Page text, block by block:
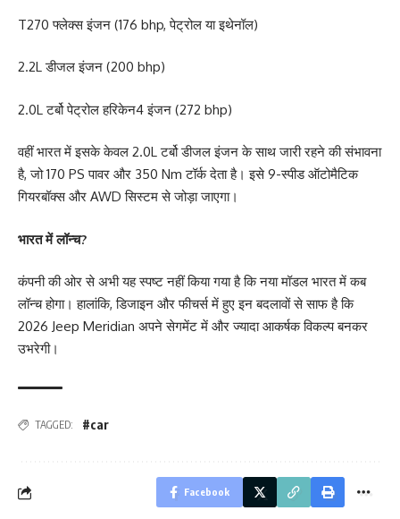
T270 फ्लेक्स इंजन (176 bhp, पेट्रोल या इथेनॉल)
2.2L डीजल इंजन (200 bhp)
2.0L टर्बो पेट्रोल हरिकेन4 इंजन (272 bhp)
वहीं भारत में इसके केवल 2.0L टर्बो डीजल इंजन के साथ जारी रहने की संभावना
है, जो 170 PS पावर और 350 Nm टॉर्क देता है। इसे 9-स्पीड ऑटोमैटिक
गियरबॉक्स और AWD सिस्टम से जोड़ा जाएगा।
भारत में लॉन्च?
कंपनी की ओर से अभी यह स्पष्ट नहीं किया गया है कि नया मॉडल भारत में कब
लॉन्च होगा। हालांकि, डिजाइन और फीचर्स में हुए इन बदलावों से साफ है कि
2026 Jeep Meridian अपने सेगमेंट में और ज्यादा आकर्षक विकल्प बनकर
उभरेगी।
TAGGED: #car
Facebook